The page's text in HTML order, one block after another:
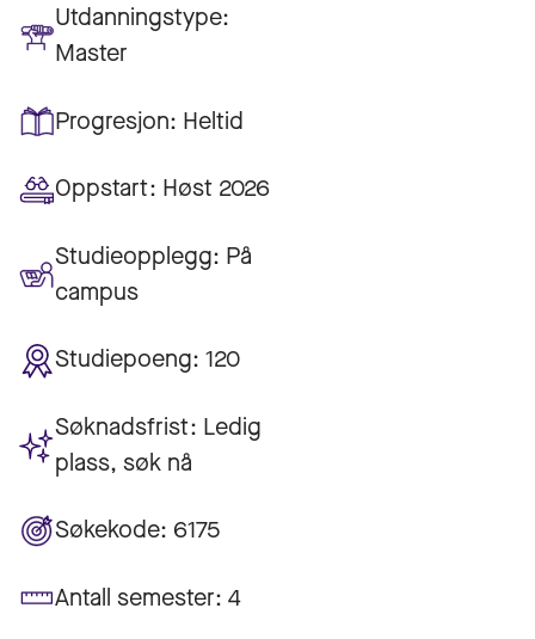
Utdanningstype:
Master
Progresjon: Heltid
Oppstart: Høst 2026
Studieopplegg: På
campus
Studiepoeng: 120
Søknadsfrist: Ledig
plass, søk nå
Søkekode: 6175
Antall semester: 4